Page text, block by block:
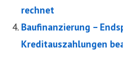
rechnet
Baufinanzierung –
Kreditauszahlungen